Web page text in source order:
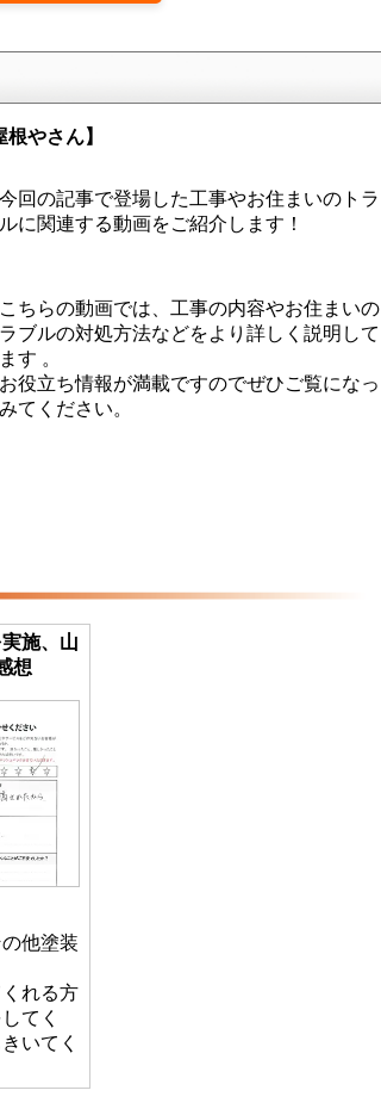
やさん】
回の記事で登場した工事やお住まいのトラ
に関連する動画をご紹介します！
ちらの動画では、工事の内容やお住まいの
ラブルの対処方法などをより詳しく説明して
す 。
役立ち情報が満載ですのでぜひご覧になっ
てください。
施、山
想
他塗装
れる方
てく
いてく